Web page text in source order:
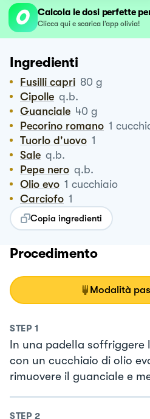
Calcola le dosi perfette
Clicca qui e scarica l’app olivia!
Ingredienti
Fusilli capri 80 g
Cipolle q.b.
Guanciale 40 g
Pecorino romano 1
Tuorlo d'uovo 1
Sale q.b.
Pepe nero q.b.
Olio evo 1 cucchiaio
Carciofo 1
Copia ingredienti
Procedimento
Modalità
STEP 1
In una padella soffriggere
con un cucchiaio di olio
rimuovere il guanciale e
STEP 2